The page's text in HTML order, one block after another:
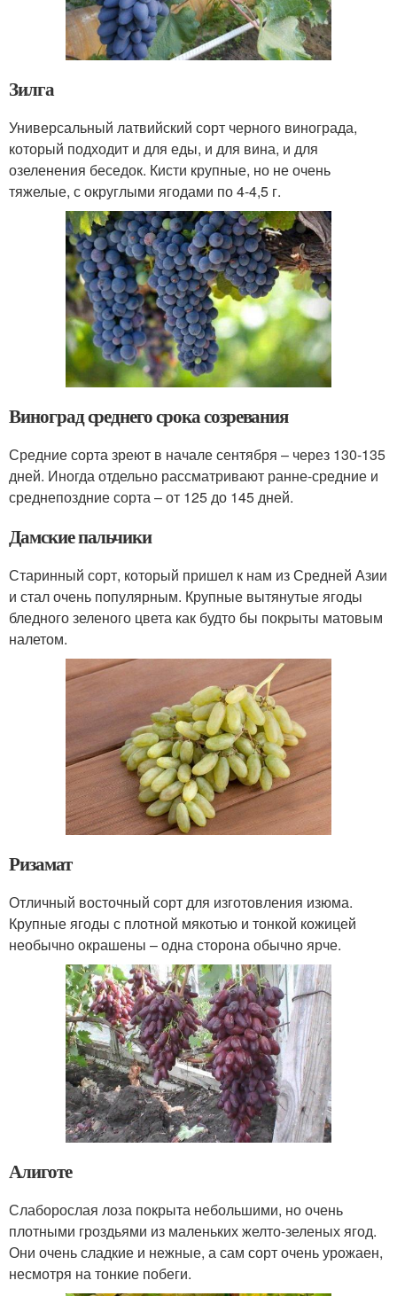
Зилга
Универсальный латвийский сорт черного винограда,
который подходит и для еды, и для вина, и для
озеленения беседок. Кисти крупные, но не очень
тяжелые, с округлыми ягодами по 4-4,5 г.
Виноград среднего срока созревания
Средние сорта зреют в начале сентября – через 130-135
дней. Иногда отдельно рассматривают ранне-средние и
среднепоздние сорта – от 125 до 145 дней.
Дамские пальчики
Старинный сорт, который пришел к нам из Средней Азии
и стал очень популярным. Крупные вытянутые ягоды
бледного зеленого цвета как будто бы покрыты матовым
налетом.
Ризамат
Отличный восточный сорт для изготовления изюма.
Крупные ягоды с плотной мякотью и тонкой кожицей
необычно окрашены – одна сторона обычно ярче.
Алиготе
Слаборослая лоза покрыта небольшими, но очень
плотными гроздьями из маленьких желто-зеленых ягод.
Они очень сладкие и нежные, а сам сорт очень урожаен,
несмотря на тонкие побеги.